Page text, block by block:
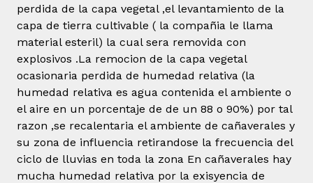
perdida de la capa vegetal ,el levantamiento de la
capa de tierra cultivable ( la compañia le llama
material esteril) la cual sera removida con
explosivos .La remocion de la capa vegetal
ocasionaria perdida de humedad relativa (la
humedad relativa es agua contenida el ambiente o
el aire en un porcentaje de de un 88 o 90%) por tal
razon ,se recalentaria el ambiente de cañaverales y
su zona de influencia retirandose la frecuencia del
ciclo de lluvias en toda la zona En cañaverales hay
mucha humedad relativa por la exisyencia de